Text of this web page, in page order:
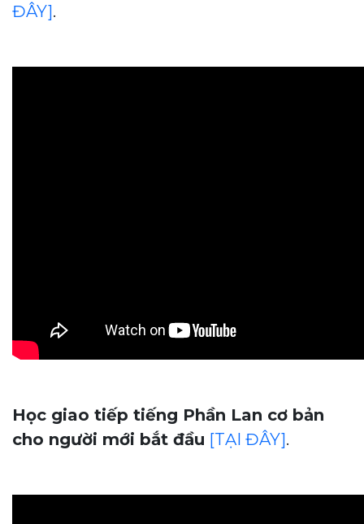
ĐÂY].
Học giao tiếp tiếng Phần Lan cơ bản
cho người mới bắt đầu [TẠI ĐÂY].